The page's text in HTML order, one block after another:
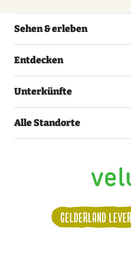
Sehen & erleben
Entdecken
Unterkünfte
Alle Standorte